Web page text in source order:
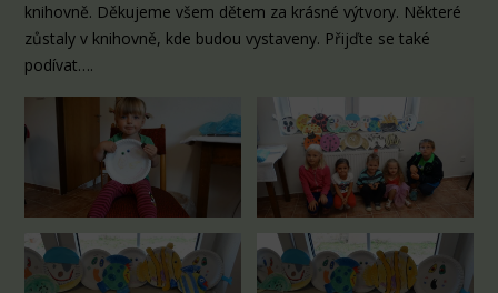
knihovně. Děkujeme všem dětem za krásné výtvory. Některé
zůstaly v knihovně, kde budou vystaveny. Přijďte se také
podívat….